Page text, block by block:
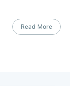
Read More